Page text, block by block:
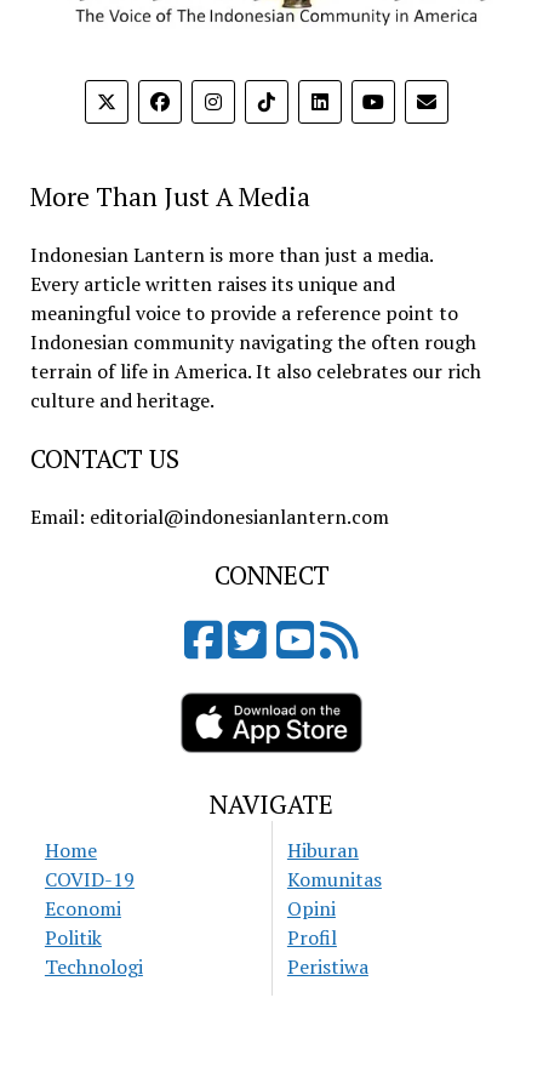
More Than Just A Media
Indonesian Lantern is more than just a media.
Every article written raises its unique and
meaningful voice to provide a reference point to
Indonesian community navigating the often rough
terrain of life in America. It also celebrates our rich
culture and heritage.
CONTACT US
Email: editorial@indonesianlantern.com
CONNECT
NAVIGATE
Home
COVID-19
Economi
Politik
Technologi
Hiburan
Komunitas
Opini
Profil
Peristiwa